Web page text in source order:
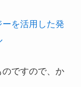
を活用した発
ですので、か